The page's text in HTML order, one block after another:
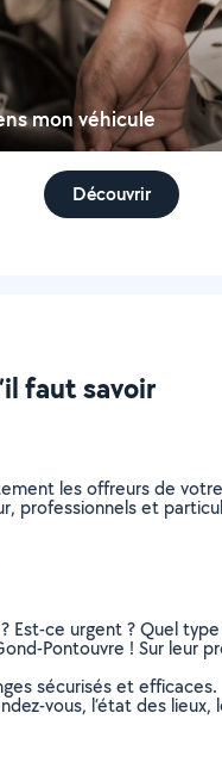
mon véhicule
Découvrir
faut savoir
les offreurs de
professionnels et
ce urgent ? Quel
Pontouvre ! Sur
sécurisés et efficaces.
vous, l’état des